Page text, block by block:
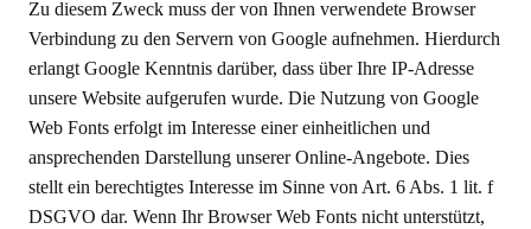
Zu diesem Zweck muss der von Ihnen verwendete Browser
Verbindung zu den Servern von Google aufnehmen. Hierdurch
erlangt Google Kenntnis darüber, dass über Ihre IP-Adresse
unsere Website aufgerufen wurde. Die Nutzung von Google
Web Fonts erfolgt im Interesse einer einheitlichen und
ansprechenden Darstellung unserer Online-Angebote. Dies
stellt ein berechtigtes Interesse im Sinne von Art. 6 Abs. 1 lit. f
DSGVO dar. Wenn Ihr Browser Web Fonts nicht unterstützt,